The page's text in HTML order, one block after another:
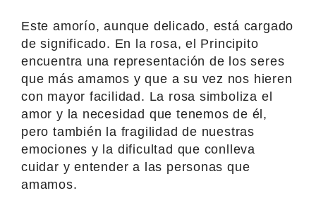
Este amorío, aunque delicado, está cargado
de significado. En la rosa, el Principito
encuentra una representación de los seres
que más amamos y que a su vez nos hieren
con mayor facilidad. La rosa simboliza el
amor y la necesidad que tenemos de él,
pero también la fragilidad de nuestras
emociones y la dificultad que conlleva
cuidar y entender a las personas que
amamos.